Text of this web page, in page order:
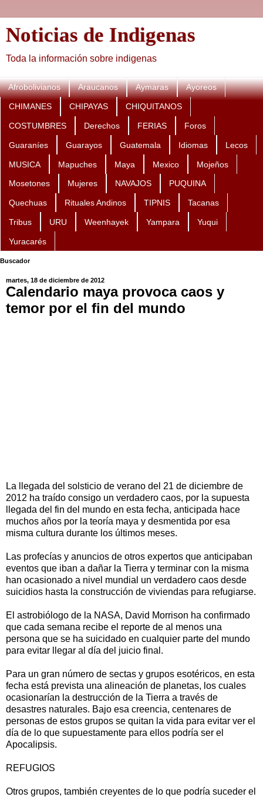
Noticias de Indigenas
Toda la información sobre indigenas
Afrobolivianos Araucanos Aymaras Ayoreos
CHIMANES CHIPAYAS CHIQUITANOS
COSTUMBRES Derechos FERIAS Foros
Guaraníes Guarayos Guatemala Idiomas Lecos
MUSICA Mapuches Maya Mexico Mojeños
Mosetones Mujeres NAVAJOS PUQUINA
Quechuas Rituales Andinos TIPNIS Tacanas
Tribus URU Weenhayek Yampara Yuqui
Yuracarés
Buscador
martes, 18 de diciembre de 2012
Calendario maya provoca caos y
temor por el fin del mundo
La llegada del solsticio de verano del 21 de diciembre de
2012 ha traído consigo un verdadero caos, por la supuesta
llegada del fin del mundo en esta fecha, anticipada hace
muchos años por la teoría maya y desmentida por esa
misma cultura durante los últimos meses.
Las profecías y anuncios de otros expertos que anticipaban
eventos que iban a dañar la Tierra y terminar con la misma
han ocasionado a nivel mundial un verdadero caos desde
suicidios hasta la construcción de viviendas para refugiarse.
El astrobiólogo de la NASA, David Morrison ha confirmado
que cada semana recibe el reporte de al menos una
persona que se ha suicidado en cualquier parte del mundo
para evitar llegar al día del juicio final.
Para un gran número de sectas y grupos esotéricos, en esta
fecha está prevista una alineación de planetas, los cuales
ocasionarían la destrucción de la Tierra a través de
desastres naturales. Bajo esa creencia, centenares de
personas de estos grupos se quitan la vida para evitar ver el
día de lo que supuestamente para ellos podría ser el
Apocalipsis.
REFUGIOS
Otros grupos, también creyentes de lo que podría suceder el